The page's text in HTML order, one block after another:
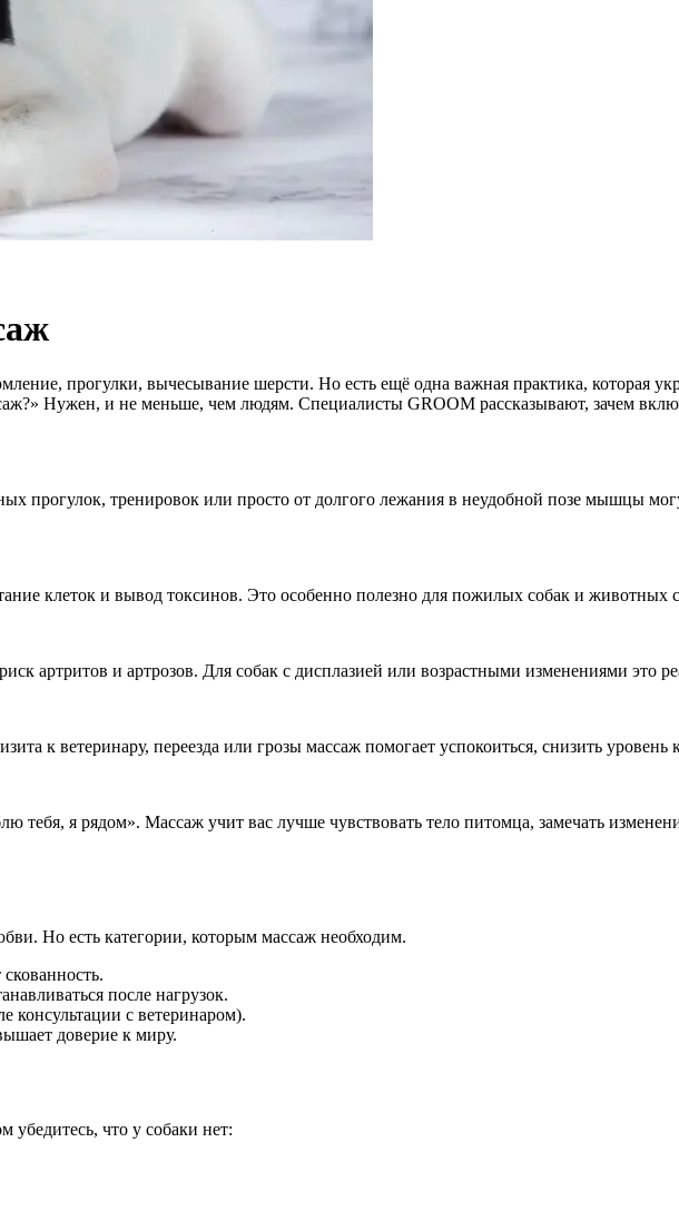
прогулки, вычесывание шерсти. Но есть ещё одна важная практика, которая
Нужен, и не меньше, чем людям. Специалисты GROOM рассказывают, зачем
тренировок или просто от долгого лежания в неудобной позе мышцы
клеток и вывод токсинов. Это особенно полезно для пожилых собак и
артритов и артрозов. Для собак с дисплазией или возрастными изменениями это
к ветеринару, переезда или грозы массаж помогает успокоиться, снизить уровень
тебя, я рядом». Массаж учит вас лучше чувствовать тело питомца, замечать
Но есть категории, которым массаж необходим.
после нагрузок.
консультации с ветеринаром).
доверие к миру.
убедитесь, что у собаки нет: